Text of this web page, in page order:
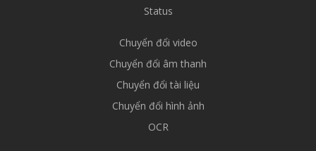
Status
Chuyển đổi video
Chuyển đổi âm thanh
Chuyển đổi tài liệu
Chuyển đổi hình ảnh
OCR